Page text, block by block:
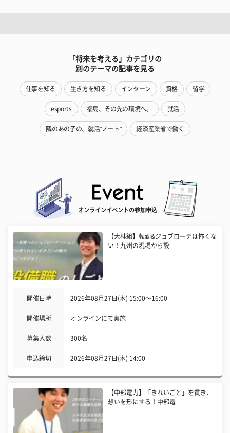
「将来を考える」カテゴリの
別のテーマの記事を見る
仕事を知る 生き方を知る インターン 資格 留学
esports 福島、その先の環境へ。 就活
隣のあの子の、就活"ノート" 経済産業省で働く
オンラインイベントの参加申込
【大林組】転勤&ジョブローテは怖くな
い！九州の現場から設
開催日時 2026年08月27日(木) 15:00〜16:00
開催場所 オンラインにて実施
募集人数 300名
申込締切 2026年08月27日(木) 14:00
【中部電力】「きれいごと」を貫き、
想いを形にする！中部電